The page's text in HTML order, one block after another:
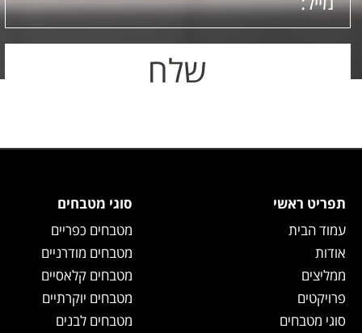
תפריט ראשי
עמוד הבית
אודות
ממליצים
פרויקטים
סוגי מטבחים
סוגי מטבחים
מטבחים כפריים
מטבחים מודרניים
מטבחים קלאסיים
מטבחים יוקרתיים
מטבחים לבנים